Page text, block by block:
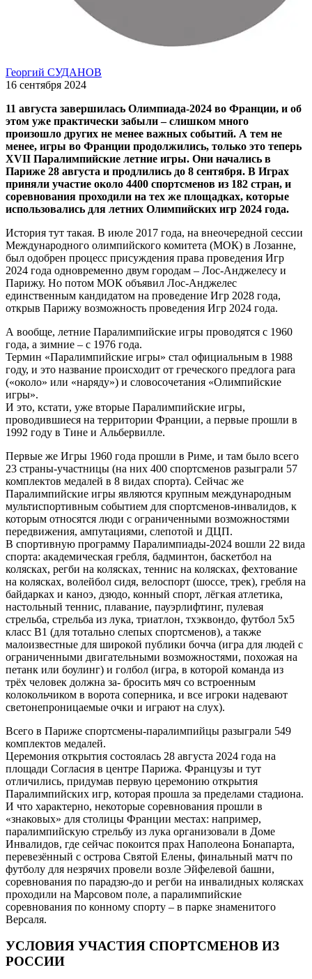
Георгий СУДАНОВ
16 сентября 2024
11 августа завершилась Олимпиада-2024 во Франции, и об
этом уже практически забыли – слишком много
произошло других не менее важных событий. А тем не
менее, игры во Франции продолжились, только это теперь
XVII Паралимпийские летние игры. Они начались в
Париже 28 августа и продлились до 8 сентября. В Играх
приняли участие около 4400 спортсменов из 182 стран, и
соревнования проходили на тех же площадках, которые
использовались для летних Олимпийских игр 2024 года.
История тут такая. В июле 2017 года, на внеочередной сессии
Международного олимпийского комитета (МОК) в Лозанне,
был одобрен процесс присуждения права проведения Игр
2024 года одновременно двум городам – Лос-Анджелесу и
Парижу. Но потом МОК объявил Лос-Анджелес
единственным кандидатом на проведение Игр 2028 года,
открыв Парижу возможность проведения Игр 2024 года.
А вообще, летние Паралимпийские игры проводятся с 1960
года, а зимние – с 1976 года.
Термин «Паралимпийские игры» стал официальным в 1988
году, и это название происходит от греческого предлога para
(«около» или «наряду») и словосочетания «Олимпийские
игры».
И это, кстати, уже вторые Паралимпийские игры,
проводившиеся на территории Франции, а первые прошли в
1992 году в Тине и Альбервилле.
Первые же Игры 1960 года прошли в Риме, и там было всего
23 страны-участницы (на них 400 спортсменов разыграли 57
комплектов медалей в 8 видах спорта). Сейчас же
Паралимпийские игры являются крупным международным
мультиспортивным событием для спортсменов-инвалидов, к
которым относятся люди с ограниченными возможностями
передвижения, ампутациями, слепотой и ДЦП.
В спортивную программу Паралимпиады-2024 вошли 22 вида
спорта: академическая гребля, бадминтон, баскетбол на
колясках, регби на колясках, теннис на колясках, фехтование
на колясках, волейбол сидя, велоспорт (шоссе, трек), гребля на
байдарках и каноэ, дзюдо, конный спорт, лёгкая атлетика,
настольный теннис, плавание, пауэрлифтинг, пулевая
стрельба, стрельба из лука, триатлон, тхэквондо, футбол 5х5
класс В1 (для тотально слепых спортсменов), а также
малоизвестные для широкой публики бочча (игра для людей с
ограниченными двигательными возможностями, похожая на
петанк или боулинг) и голбол (игра, в которой команда из
трёх человек должна за- бросить мяч со встроенным
колокольчиком в ворота соперника, и все игроки надевают
светонепроницаемые очки и играют на слух).
Всего в Париже спортсмены-паралимпийцы разыграли 549
комплектов медалей.
Церемония открытия состоялась 28 августа 2024 года на
площади Согласия в центре Парижа. Французы и тут
отличились, придумав первую церемонию открытия
Паралимпийских игр, которая прошла за пределами стадиона.
И что характерно, некоторые соревнования прошли в
«знаковых» для столицы Франции местах: например,
паралимпийскую стрельбу из лука организовали в Доме
Инвалидов, где сейчас покоится прах Наполеона Бонапарта,
перевезённый с острова Святой Елены, финальный матч по
футболу для незрячих провели возле Эйфелевой башни,
соревнования по парадзю-до и регби на инвалидных колясках
проходили на Марсовом поле, а паралимпийские
соревнования по конному спорту – в парке знаменитого
Версаля.
УСЛОВИЯ УЧАСТИЯ СПОРТСМЕНОВ ИЗ
РОССИИ